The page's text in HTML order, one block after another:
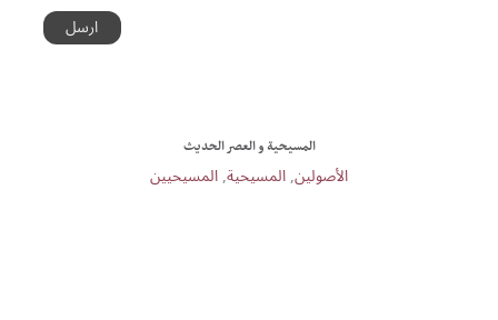
المسيحية و العصر الحديث
الأصولين,المسيحية,المسيحيين